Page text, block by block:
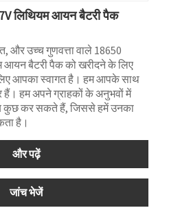
लिथियम आयन बैटरी पैक
और उच्च गुणवत्ता वाले 18650
आयन बैटरी पैक को खरीदने के लिए
आपका स्वागत है। हम आपके साथ
हैं। हम अपने ग्राहकों के अनुभवों में
कुछ कर सकते हैं, जिससे हमें उनका
है।
और पढ़ें
जांच भेजें